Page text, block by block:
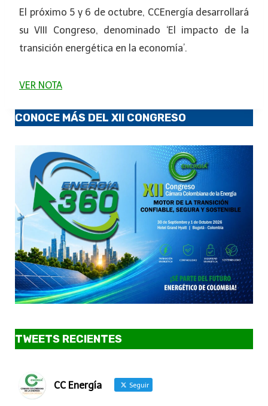
El próximo 5 y 6 de octubre, CCEnergía desarrollará
su VIII Congreso, denominado ‘El impacto de la
transición energética en la economía’.
VER NOTA
CONOCE MÁS DEL XII CONGRESO
TWEETS RECIENTES
CC Energía Seguir